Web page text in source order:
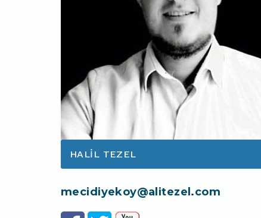
HALIL TEZEL
mecidiyekoy@alitezel.com